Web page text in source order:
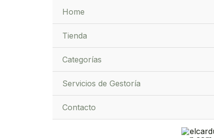
Home
Tienda
Categorías
Servicios de Gestoría
Contacto